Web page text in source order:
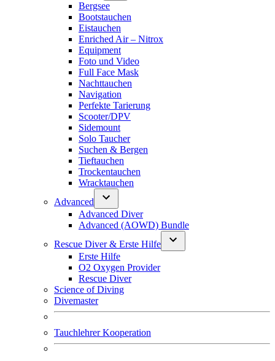
Bergsee
Bootstauchen
Eistauchen
Enriched Air – Nitrox
Equipment
Foto und Video
Full Face Mask
Nachttauchen
Navigation
Perfekte Tarierung
Scooter/DPV
Sidemount
Solo Taucher
Suchen & Bergen
Tieftauchen
Trockentauchen
Wracktauchen
Advanced
Advanced Diver
Advanced (AOWD) Bundle
Rescue Diver & Erste Hilfe
Erste Hilfe
O2 Oxygen Provider
Rescue Diver
Science of Diving
Divemaster
Tauchlehrer Kooperation